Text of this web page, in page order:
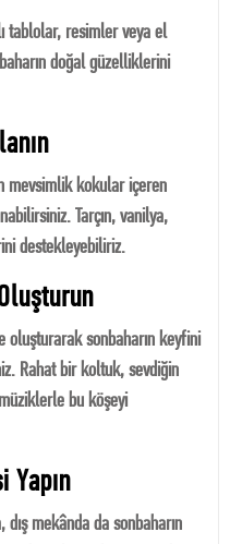
tablolar, resimler veya el
doğal güzelliklerini
mevsimlik kokular içeren
Tarçın, vanilya,
destekleyebiliriz.
oluşturarak sonbaharın keyfini
Rahat bir koltuk, sevdiğin
bu köşeyi
Yapın
mekânda da sonbaharın